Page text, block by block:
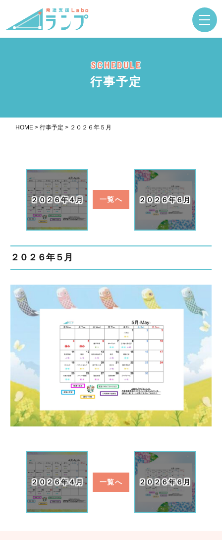
SCHEDULE
行事予定
HOME >行事予定 > ２０２６年５月
２０２６年４月 一覧へ ２０２６年６月
２０２６年５月
２０２６年４月 一覧へ ２０２６年６月